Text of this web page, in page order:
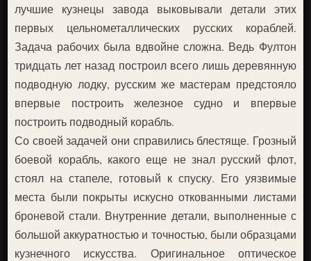
лучшие кузнецы завода выковывали детали этих
первых цельнометаллических русских кораблей.
Задача рабочих была вдвойне сложна. Ведь Фултон
тридцать лет назад построил всего лишь деревянную
подводную лодку, русским же мастерам предстояло
впервые построить железное судно и впервые
построить подводный корабль.
Со своей задачей они справились блестяще. Грозный
боевой корабль, какого еще не знал русский флот,
стоял на стапеле, готовый к спуску. Его уязвимые
места были покрыты искусно откованными листами
броневой стали. Внутренние детали, выполненные с
большой аккуратностью и точностью, были образцами
кузнечного искусства. Оригинальное оптическое